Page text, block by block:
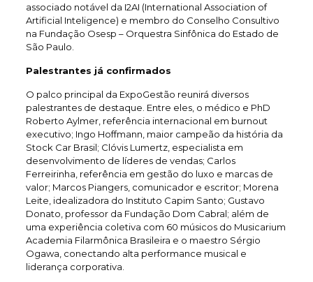
associado notável da I2AI (International Association of
Artificial Inteligence) e membro do Conselho Consultivo
na Fundação Osesp – Orquestra Sinfônica do Estado de
São Paulo.
Palestrantes já confirmados
O palco principal da ExpoGestão reunirá diversos
palestrantes de destaque. Entre eles, o médico e PhD
Roberto Aylmer, referência internacional em burnout
executivo; Ingo Hoffmann, maior campeão da história da
Stock Car Brasil; Clóvis Lumertz, especialista em
desenvolvimento de líderes de vendas; Carlos
Ferreirinha, referência em gestão do luxo e marcas de
valor; Marcos Piangers, comunicador e escritor; Morena
Leite, idealizadora do Instituto Capim Santo; Gustavo
Donato, professor da Fundação Dom Cabral; além de
uma experiência coletiva com 60 músicos do Musicarium
Academia Filarmônica Brasileira e o maestro Sérgio
Ogawa, conectando alta performance musical e
liderança corporativa.